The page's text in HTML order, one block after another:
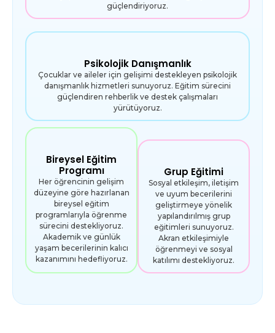
güçlendiriyoruz.
Psikolojik Danışmanlık
Çocuklar ve aileler için gelişimi destekleyen psikolojik
danışmanlık hizmetleri sunuyoruz. Eğitim sürecini
güçlendiren rehberlik ve destek çalışmaları
yürütüyoruz.
Bireysel Eğitim
Programı
Her öğrencinin gelişim
düzeyine göre hazırlanan
bireysel eğitim
programlarıyla öğrenme
sürecini destekliyoruz.
Akademik ve günlük
yaşam becerilerinin kalıcı
kazanımını hedefliyoruz.
Grup Eğitimi
Sosyal etkileşim, iletişim
ve uyum becerilerini
geliştirmeye yönelik
yapılandırılmış grup
eğitimleri sunuyoruz.
Akran etkileşimiyle
öğrenmeyi ve sosyal
katılımı destekliyoruz.